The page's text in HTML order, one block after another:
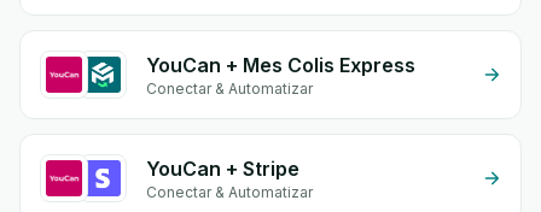
YouCan + Mes Colis Express
Conectar & Automatizar
YouCan + Stripe
Conectar & Automatizar